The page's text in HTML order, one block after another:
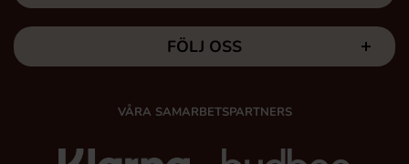
FÖLJ OSS
VÅRA SAMARBETSPARTNERS